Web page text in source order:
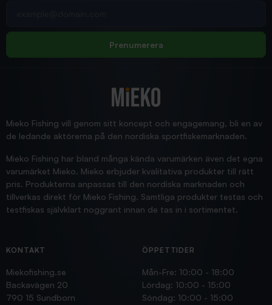
Jensa
Prenumerera
Mieko Fishing vill genom sitt koncept och engagemang, bli en av
de ledande aktörerna på den nordiska sportfiskemarknaden.
Mieko Fishing har bland många kända varumärken även det egna
varumärket Mieko. Mieko erbjuder kvalitativa produkter till rätt
pris. Produkterna anpassas till den nordiska marknaden och
tillverkas direkt för Mieko Fishing. Samtliga produkter testas och
testfiskas självklart noggrant innan de tas in i sortimentet.
KONTAKT
Miekofishing.se
Backavägen 20
790 15 Sundborn
ÖPPETTIDER
Mån-Fre: 10:00 - 18:00
Lördag: 10:00 - 15:00
Söndag: 10:00 - 15:00